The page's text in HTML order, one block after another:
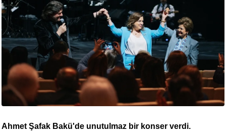
Ahmet Şafak Bakü'de unutulmaz bir konser verdi.